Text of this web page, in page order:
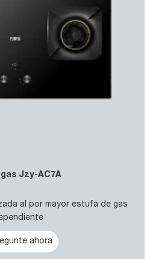
gas Jzy-AC7A
al por mayor estufa de gas
ahora